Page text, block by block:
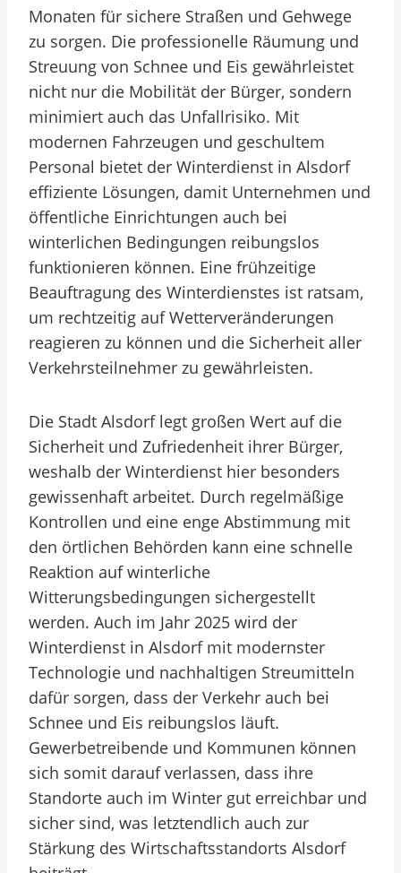
Monaten für sichere Straßen und Gehwege
zu sorgen. Die professionelle Räumung und
Streuung von Schnee und Eis gewährleistet
nicht nur die Mobilität der Bürger, sondern
minimiert auch das Unfallrisiko. Mit
modernen Fahrzeugen und geschultem
Personal bietet der Winterdienst in Alsdorf
effiziente Lösungen, damit Unternehmen und
öffentliche Einrichtungen auch bei
winterlichen Bedingungen reibungslos
funktionieren können. Eine frühzeitige
Beauftragung des Winterdienstes ist ratsam,
um rechtzeitig auf Wetterveränderungen
reagieren zu können und die Sicherheit aller
Verkehrsteilnehmer zu gewährleisten.
Die Stadt Alsdorf legt großen Wert auf die
Sicherheit und Zufriedenheit ihrer Bürger,
weshalb der Winterdienst hier besonders
gewissenhaft arbeitet. Durch regelmäßige
Kontrollen und eine enge Abstimmung mit
den örtlichen Behörden kann eine schnelle
Reaktion auf winterliche
Witterungsbedingungen sichergestellt
werden. Auch im Jahr 2025 wird der
Winterdienst in Alsdorf mit modernster
Technologie und nachhaltigen Streumitteln
dafür sorgen, dass der Verkehr auch bei
Schnee und Eis reibungslos läuft.
Gewerbetreibende und Kommunen können
sich somit darauf verlassen, dass ihre
Standorte auch im Winter gut erreichbar und
sicher sind, was letztendlich auch zur
Stärkung des Wirtschaftsstandorts Alsdorf